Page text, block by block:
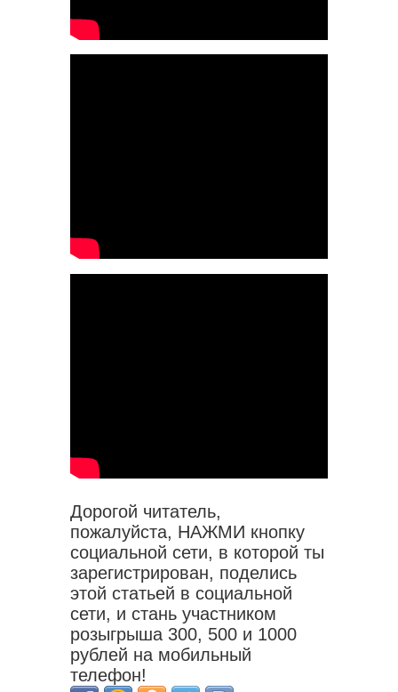
Дорогой читатель,
пожалуйста, НАЖМИ кнопку
социальной сети, в которой ты
зарегистрирован, поделись
этой статьей в социальной
сети, и стань участником
розыгрыша 300, 500 и 1000
рублей на мобильный
телефон!